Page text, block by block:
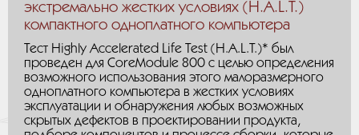
экстремально жестких условиях (H.A.L.T.)
компактного одноплатного компьютера
Тест Highly Accelerated Life Test (H.A.L.T.)* был
проведен для CoreModule 800 с целью определения
возможного использования этого малоразмерного
одноплатного компьютера в жестких условиях
эксплуатации и обнаружения любых возможных
скрытых дефектов в проектировании продукта,